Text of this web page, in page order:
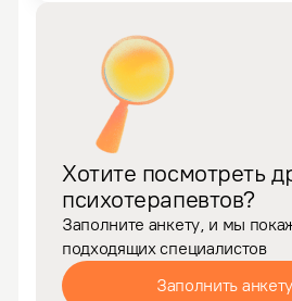
Хотите посмотреть
психотерапевтов?
Заполните анкету, и мы
подходящих специалистов
Заполнить анкету